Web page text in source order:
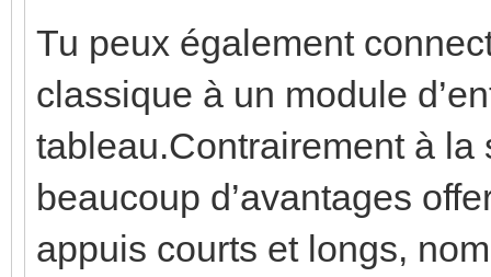
Tu peux également
classique à un module
tableau.Contrairement à
beaucoup d’avantages
appuis courts et longs,